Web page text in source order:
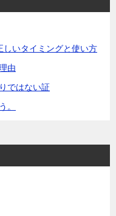
いタイミングと使い方
由
ではない証
。